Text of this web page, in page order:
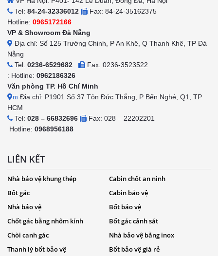
Tel: 84-24-32336012
Fax: 84-24-35162375
Hotline: 0965172166
VP & Showroom Đà Nẵng
Địa chỉ: Số 125 Trường Chinh, P An Khê, Q Thanh Khê, TP Đà
Nẵng
Tel: 0236-6529682
Fax: 0236-3523522
: Hotline: 0962186326
Văn phòng TP. Hồ Chí Minh
m Địa chỉ: P1901 Số 37 Tôn Đức Thắng, P Bến Nghé, Q1, TP
HCM
Tel: 028 – 66832696
Fax: 028 – 22202201
Hotline: 0968956188
LIÊN KẾT
Nhà bảo vệ khung thép
Cabin chốt an ninh
Bốt gác
Cabin bảo vệ
Nhà bảo vệ
Bốt bảo vệ
Chốt gác bằng nhôm kính
Bốt gác cảnh sát
Chòi canh gác
Nhà bảo vệ bằng inox
Thanh lý bốt bảo vệ
Bốt bảo vệ giá rẻ